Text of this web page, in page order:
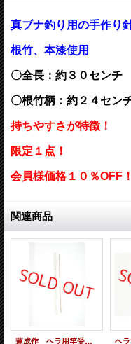
真ブナ釣り用の手作
根竹、本漆使用
〇全長：約３０センチ
〇根竹柄：約２４セン
持ちやすさが特徴！
限定１点！
会員様価格１０％OFF！
関連商品
蓮成作 ヘラ用竿受け（限定品）